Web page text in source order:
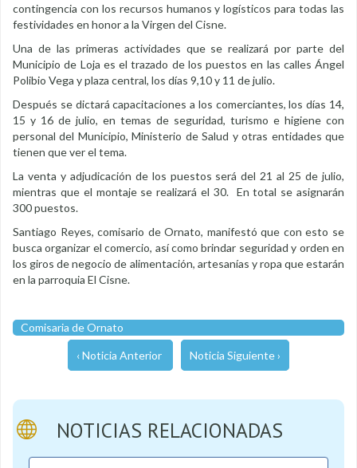
contingencia con los recursos humanos y logísticos para todas las
festividades en honor a la Virgen del Cisne.
Una de las primeras actividades que se realizará por parte del
Municipio de Loja es el trazado de los puestos en las calles Ángel
Polibio Vega y plaza central, los días 9,10 y 11 de julio.
Después se dictará capacitaciones a los comerciantes, los días 14,
15 y 16 de julio, en temas de seguridad, turismo e higiene con
personal del Municipio, Ministerio de Salud y otras entidades que
tienen que ver el tema.
La venta y adjudicación de los puestos será del 21 al 25 de julio,
mientras que el montaje se realizará el 30. En total se asignarán
300 puestos.
Santiago Reyes, comisario de Ornato, manifestó que con esto se
busca organizar el comercio, así como brindar seguridad y orden en
los giros de negocio de alimentación, artesanías y ropa que estarán
en la parroquia El Cisne.
Comisaria de Ornato
‹ Noticia Anterior Noticia Siguiente ›
NOTICIAS RELACIONADAS